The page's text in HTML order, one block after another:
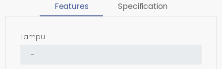
Features Specification
Lampu